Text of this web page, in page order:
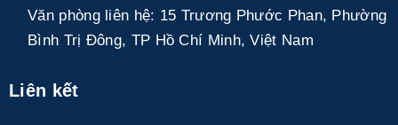
Văn phòng liên hệ: 15 Trương Phước Phan, Phường
Bình Trị Đông, TP Hồ Chí Minh, Việt Nam
Liên kết